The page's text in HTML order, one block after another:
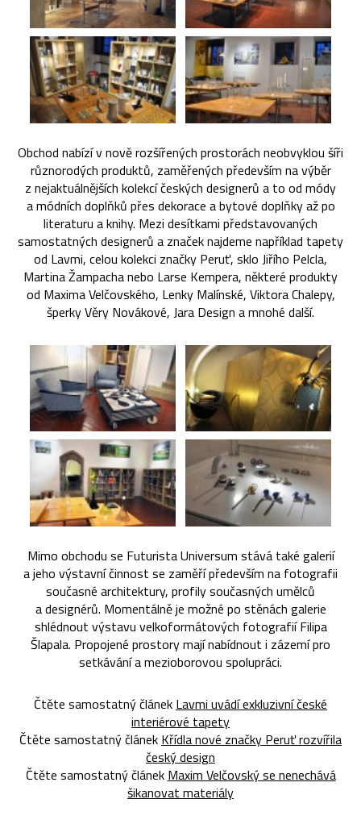
Obchod nabízí v nově rozšířených prostorách neobvyklou šíři
různorodých produktů, zaměřených především na výběr
z nejaktuálnějších kolekcí českých designerů a to od módy
a módních doplňků přes dekorace a bytové doplňky až po
literaturu a knihy. Mezi desítkami představovaných
samostatných designerů a značek najdeme například tapety
od Lavmi, celou kolekci značky Peruť, sklo Jiřího Pelcla,
Martina Žampacha nebo Larse Kempera, některé produkty
od Maxima Velčovského, Lenky Malínské, Viktora Chalepy,
šperky Věry Novákové, Jara Design a mnohé další.
Mimo obchodu se Futurista Universum stává také galerií
a jeho výstavní činnost se zaměří především na fotografii
současné architektury, profily současných umělců
a designérů. Momentálně je možné po stěnách galerie
shlédnout výstavu velkoformátových fotografií Filipa
Šlapala. Propojené prostory mají nabídnout i zázemí pro
setkávání a mezioborovou spolupráci.
Čtěte samostatný článek Lavmi uvádí exkluzivní české
interiérové tapety
Čtěte samostatný článek Křídla nové značky Peruť rozvířila
český design
Čtěte samostatný článek Maxim Velčovský se nenechává
šikanovat materiály